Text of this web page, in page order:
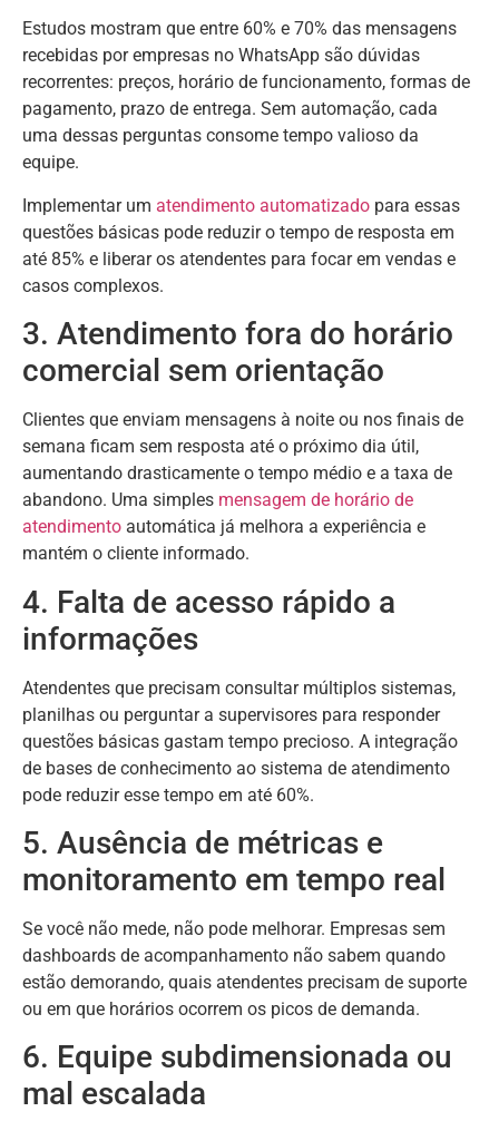
Estudos mostram que entre 60% e 70% das mensagens
recebidas por empresas no WhatsApp são dúvidas
recorrentes: preços, horário de funcionamento, formas de
pagamento, prazo de entrega. Sem automação, cada
uma dessas perguntas consome tempo valioso da
equipe.
Implementar um atendimento automatizado para essas
questões básicas pode reduzir o tempo de resposta em
até 85% e liberar os atendentes para focar em vendas e
casos complexos.
3. Atendimento fora do horário
comercial sem orientação
Clientes que enviam mensagens à noite ou nos finais de
semana ficam sem resposta até o próximo dia útil,
aumentando drasticamente o tempo médio e a taxa de
abandono. Uma simples mensagem de horário de
atendimento automática já melhora a experiência e
mantém o cliente informado.
4. Falta de acesso rápido a
informações
Atendentes que precisam consultar múltiplos sistemas,
planilhas ou perguntar a supervisores para responder
questões básicas gastam tempo precioso. A integração
de bases de conhecimento ao sistema de atendimento
pode reduzir esse tempo em até 60%.
5. Ausência de métricas e
monitoramento em tempo real
Se você não mede, não pode melhorar. Empresas sem
dashboards de acompanhamento não sabem quando
estão demorando, quais atendentes precisam de suporte
ou em que horários ocorrem os picos de demanda.
6. Equipe subdimensionada ou
mal escalada